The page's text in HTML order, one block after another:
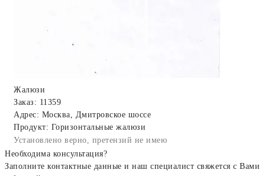
Жалюзи
Заказ: 11359
Адрес: Москва, Дмитровское шоссе
Продукт: Горизонтальные жалюзи
Установлено верно, претензий не имею
Необходима консультация?
Заполните контактные данные и наш специалист свяжется с Вами